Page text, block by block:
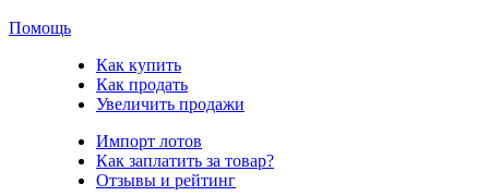
Помощь
Как купить
Как продать
Увеличить продажи
Импорт лотов
Как заплатить за товар?
Отзывы и рейтинг